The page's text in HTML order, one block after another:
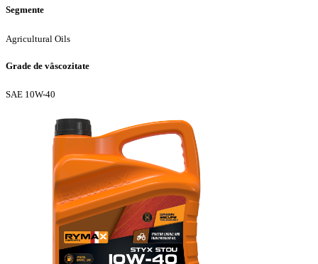
Segmente
Agricultural Oils
Grade de vâscozitate
SAE 10W-40